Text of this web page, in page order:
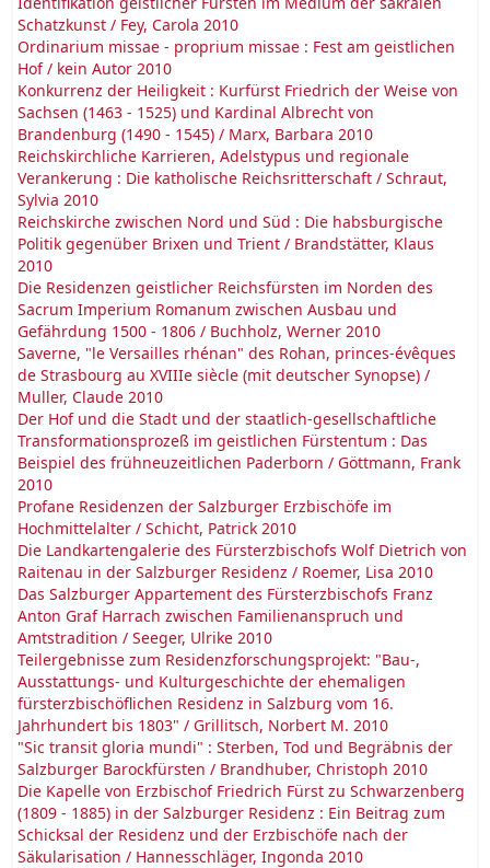
Schatzkunst / Fey, Carola 2010
Ordinarium missae - proprium missae : Fest am geistlichen
Hof / kein Autor 2010
Konkurrenz der Heiligkeit : Kurfürst Friedrich der Weise von
Sachsen (1463 - 1525) und Kardinal Albrecht von
Brandenburg (1490 - 1545) / Marx, Barbara 2010
Reichskirchliche Karrieren, Adelstypus und regionale
Verankerung : Die katholische Reichsritterschaft / Schraut,
Sylvia 2010
Reichskirche zwischen Nord und Süd : Die habsburgische
Politik gegenüber Brixen und Trient / Brandstätter, Klaus
2010
Die Residenzen geistlicher Reichsfürsten im Norden des
Sacrum Imperium Romanum zwischen Ausbau und
Gefährdung 1500 - 1806 / Buchholz, Werner 2010
Saverne, "le Versailles rhénan" des Rohan, princes-évêques
de Strasbourg au XVIIIe siècle (mit deutscher Synopse) /
Muller, Claude 2010
Der Hof und die Stadt und der staatlich-gesellschaftliche
Transformationsprozeß im geistlichen Fürstentum : Das
Beispiel des frühneuzeitlichen Paderborn / Göttmann, Frank
2010
Profane Residenzen der Salzburger Erzbischöfe im
Hochmittelalter / Schicht, Patrick 2010
Die Landkartengalerie des Fürsterzbischofs Wolf Dietrich von
Raitenau in der Salzburger Residenz / Roemer, Lisa 2010
Das Salzburger Appartement des Fürsterzbischofs Franz
Anton Graf Harrach zwischen Familienanspruch und
Amtstradition / Seeger, Ulrike 2010
Teilergebnisse zum Residenzforschungsprojekt: "Bau-,
Ausstattungs- und Kulturgeschichte der ehemaligen
fürsterzbischöflichen Residenz in Salzburg vom 16.
Jahrhundert bis 1803" / Grillitsch, Norbert M. 2010
"Sic transit gloria mundi" : Sterben, Tod und Begräbnis der
Salzburger Barockfürsten / Brandhuber, Christoph 2010
Die Kapelle von Erzbischof Friedrich Fürst zu Schwarzenberg
(1809 - 1885) in der Salzburger Residenz : Ein Beitrag zum
Schicksal der Residenz und der Erzbischöfe nach der
Säkularisation / Hannesschläger, Ingonda 2010